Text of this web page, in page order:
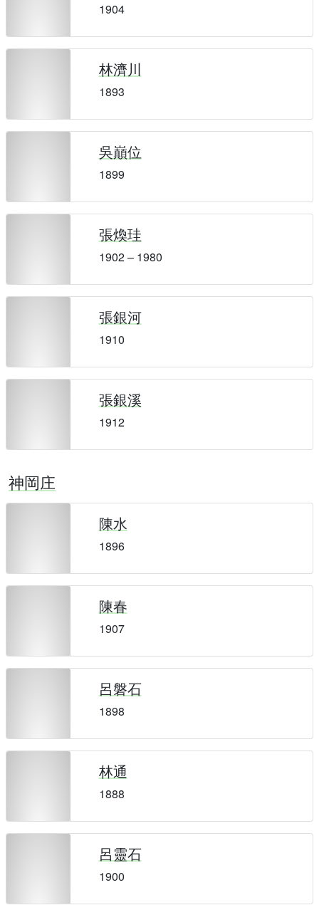
1904
林濟川
1893
吳巔位
1899
張煥珪
1902 – 1980
張銀河
1910
張銀溪
1912
神岡庄
陳水
1896
陳春
1907
呂磐石
1898
林通
1888
呂靈石
1900